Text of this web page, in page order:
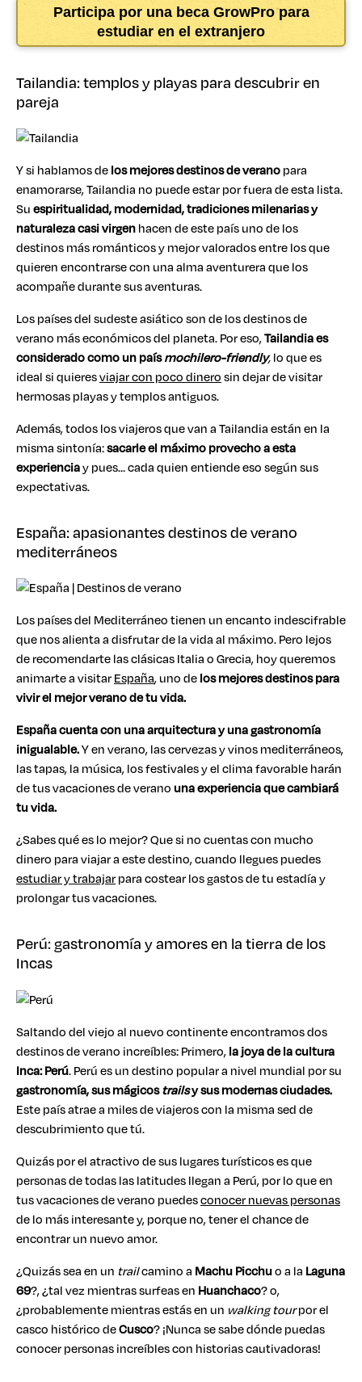
Participa por una beca GrowPro para
estudiar en el extranjero
Tailandia: templos y playas para descubrir en
pareja
Y si hablamos delos mejores destinos de veranopara
enamorarse, Tailandia no puede estar por fuera de esta lista.
Suespiritualidad, modernidad, tradiciones milenarias y
naturaleza casi virgenhacen de este país uno de los
destinos más románticos y mejor valorados entre los que
quieren encontrarse con una alma aventurera que los
acompañe durante sus aventuras.
Los países del sudeste asiático son de los destinos de
verano más económicos del planeta. Por eso,Tailandia es
considerado como un paísmochilero-friendly,lo que es
ideal si quieresviajar con poco dinerosin dejar de visitar
hermosas playas y templos antiguos.
Además, todos los viajeros que van a Tailandia están en la
misma sintonía:sacarle el máximo provecho a esta
experienciay pues… cada quien entiende eso según sus
expectativas.
España: apasionantes destinos de verano
mediterráneos
Los países del Mediterráneo tienen un encanto indescifrable
que nos alienta a disfrutar de la vida al máximo. Pero lejos
de recomendarte las clásicas Italia o Grecia, hoy queremos
animarte a visitarEspaña, uno delos mejores destinos para
vivir el mejor verano de tu vida.
España cuenta con una arquitectura y una gastronomía
inigualable.Y en verano, las cervezas y vinos mediterráneos,
las tapas, la música, los festivales y el clima favorable harán
de tus vacaciones de verano una experiencia que cambiará
tu vida.
¿Sabes qué es lo mejor? Que si no cuentas con mucho
dinero para viajar a este destino, cuando llegues puedes
estudiar y trabajarpara costear los gastos de tu estadía y
prolongar tus vacaciones.
Perú: gastronomía y amores en la tierra de los
Incas
Saltando del viejo al nuevo continente encontramos dos
destinos de verano increíbles: Primero,la joya de la cultura
Inca: Perú. Perú es un destino popular a nivel mundial por su
gastronomía, sus mágicostrailsy sus modernas ciudades.
Este país atrae a miles de viajeros con la misma sed de
descubrimiento que tú.
Quizás por el atractivo de sus lugares turísticos es que
personas de todas las latitudes llegan a Perú, por lo que en
tus vacaciones de verano puedesconocer nuevas personas
de lo más interesante y, porque no, tener el chance de
encontrar un nuevo amor.
¿Quizás sea en un trailcamino a Machu Picchuo a la Laguna
69?, ¿tal vez mientras surfeas en Huanchaco? o,
¿probablemente mientras estás en un walking tourpor el
casco histórico deCusco? ¡Nunca se sabe dónde puedas
conocer personas increíbles con historias cautivadoras!